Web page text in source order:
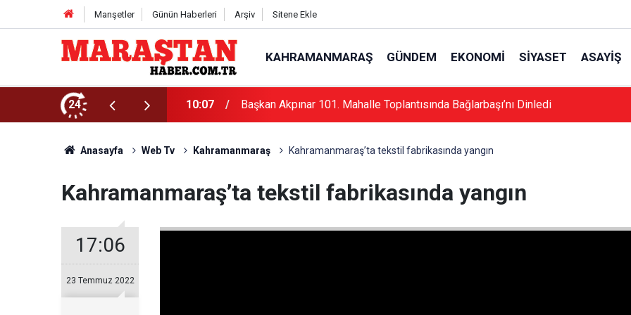
Manşetler Günün Haberleri Arşiv Sitene Ekle
KAHRAMANMARAŞ GÜNDEM EKONOMI SIYASET ASAYIŞ
24
Dinledi 10:02 Büyükşehir’den Tekne Sahiplerine Belge Uyarısı
Anasayfa Web Tv Kahramanmaraş Kahramanmaraş’ta tekstil fabrikasında yangın
Kahramanmaraş’ta tekstil fabrikasında yangın
17:06
23 Temmuz 2022